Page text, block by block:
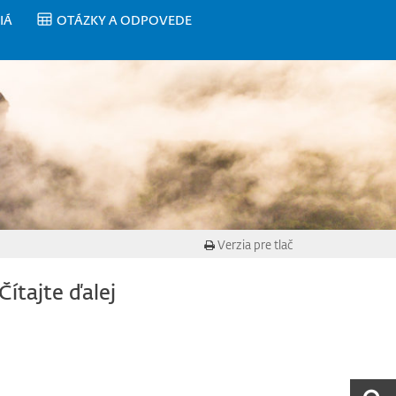
OTÁZKY A ODPOVEDE
Verzia pre tlač
ďalej